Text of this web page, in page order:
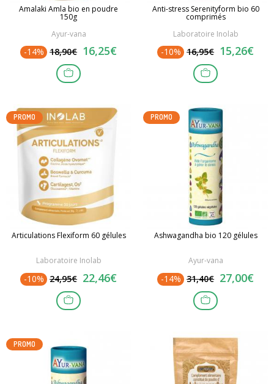
Amalaki Amla bio en poudre
150g
Ayur-vana
-14% 18,90€ 16,25€
Anti-stress Serenityform bio 60
comprimés
Laboratoire Inolab
-10% 16,95€ 15,26€
PROMO
Articulations Flexiform 60 gélules
Laboratoire Inolab
-10% 24,95€ 22,46€
PROMO
Ashwagandha bio 120 gélules
Ayur-vana
-14% 31,40€ 27,00€
PROMO